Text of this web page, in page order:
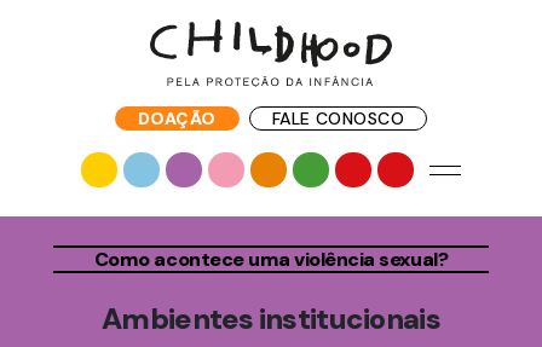
DOAÇÃO FALE CONOSCO
Como acontece uma violência sexual?
Ambientes institucionais